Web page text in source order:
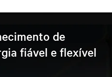
de
fiável e flexível